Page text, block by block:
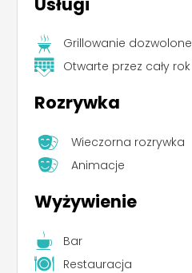
Grillowanie dozwolone
Otwarte przez cały rok
Rozrywka
Wieczorna rozrywka
Animacje
Wyżywienie
Bar
Restauracja